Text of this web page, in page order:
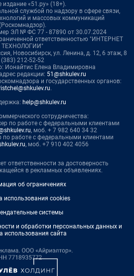
издание «51.ру» (18+).
службой по надзору в сфере связи,
и массовых коммуникаций
ЭЛ № ФС 77 - 87890 от 30.07.2024
ответственностью "ИНТЕРНЕТ
ТЕХНОЛОГИИ"
Новосибирск, ул. Ленина, д. 12, 6 этаж, 8
(383) 212-52-52
Ионайтис Елена Владимировна
редакции: 51@shkulev.ru
и государственных органов:
.
help@shkulev.ru
сотрудничества:
по работе с федеральными клиентами
, моб. + 7 982 640 34 32
по работе с федеральными клиентами
, моб. +7 910 402 4056
ответственности за достоверность
в рекламных объявлениях.
об ограничениях
использования cookies
системы
и обработки персональных данных и
использования сайта